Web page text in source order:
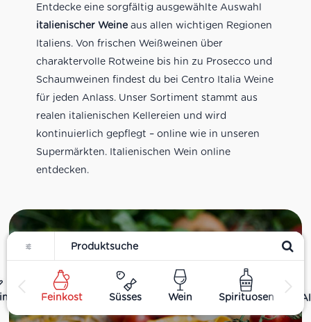
Feinkost Süsses Wein Spirituosen
Entdecke eine sorgfältig ausgewählte Auswahl
italienischer Weineaus allen wichtigen Regionen
Italiens. Von frischen Weißweinen über
charaktervolle Rotweine bis hin zu Prosecco und
Schaumweinen findest du bei Centro Italia Weine
für jeden Anlass. Unser Sortiment stammt aus
realen italienischen Kellereien und wird
kontinuierlich gepflegt – online wie in unseren
Supermärkten. Italienischen Wein online
entdecken.
Feinkost